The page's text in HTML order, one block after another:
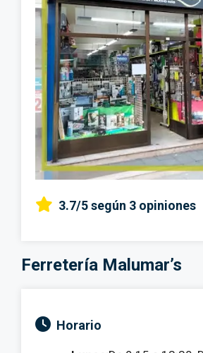
3.7/5según 3 opiniones
Ferretería Malumar’s
Horario